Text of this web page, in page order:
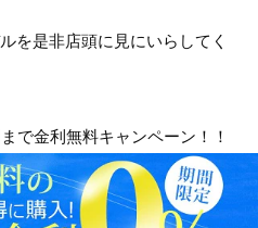
を是非店頭に見にいらしてく
で金利無料キャンペーン！！